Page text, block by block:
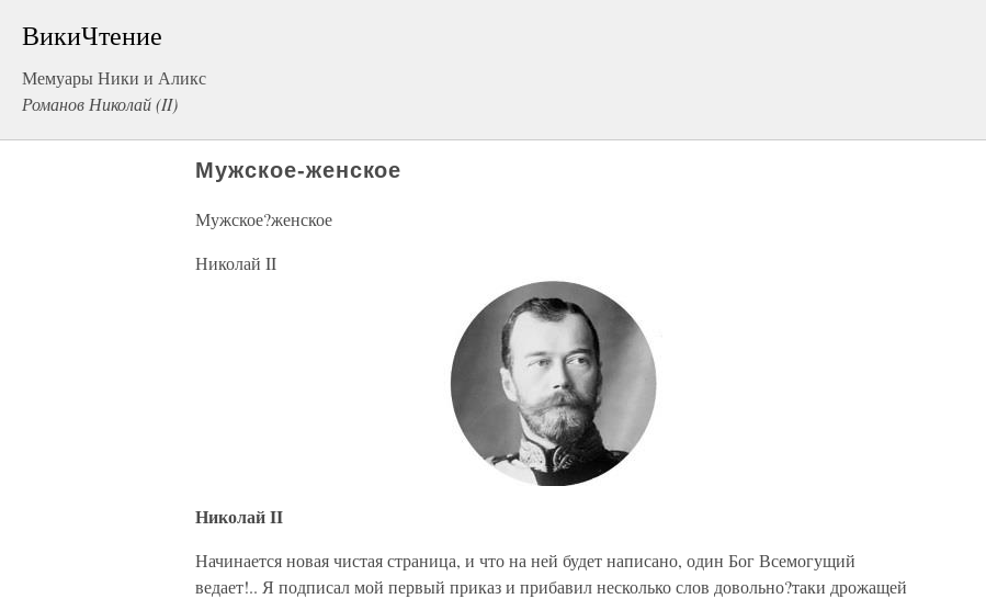
ВикиЧтение
Мемуары Ники и Аликс
Романов Николай (II)
Мужское‑женское
Мужское?женское
Николай II
Николай II
Начинается новая чистая страница, и что на ней будет написано, один Бог Всемогущий
ведает!.. Я подписал мой первый приказ и прибавил несколько слов довольно?таки дрожащей